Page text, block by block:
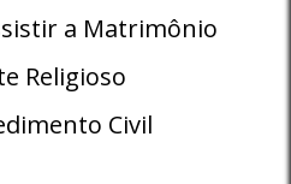
a Matrimônio
Religioso
Civil